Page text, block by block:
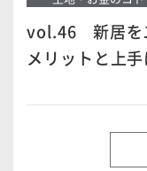
vol.46 新居を
メリットと上